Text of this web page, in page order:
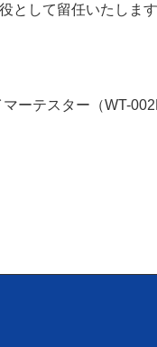
として留任いたします
ーテスター（WT-